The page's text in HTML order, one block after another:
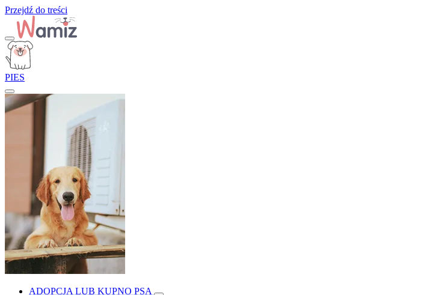
Przejdź do treści
PIES
ADOPCJA LUB KUPNO PSA